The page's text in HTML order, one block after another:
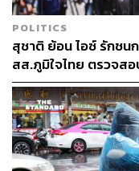
นางรอง, เขื่อนมูลบน,
สียัด, เขื่อนป่าสักชลสิท
เขื่อนทับเสลา
รองเลขาธิการ สทนช.
สถานการณ์น้ำใน 4 เ
มีปริมาณน้ำไหลเข้าอ่
งานที่รับผิดชอบการบ
POLITICS
สุชาติ ย้อน ไอซ์ รักชน
สส.ภูมิใจไทย ตรวจส
อาชีพกว่านี้